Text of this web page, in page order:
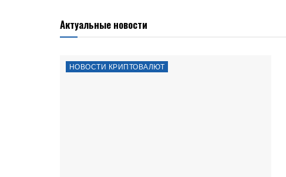
Актуальные новости
НОВОСТИ КРИПТОВАЛЮТ